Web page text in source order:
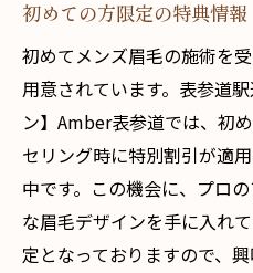
初めての方限定の特典情報
初めてメンズ眉毛の施術を
用意されています。表参道
ン】Amber表参道では、初
セリング時に特別割引が適
中です。この機会に、プロ
な眉毛デザインを手に入れ
定となっておりますので、